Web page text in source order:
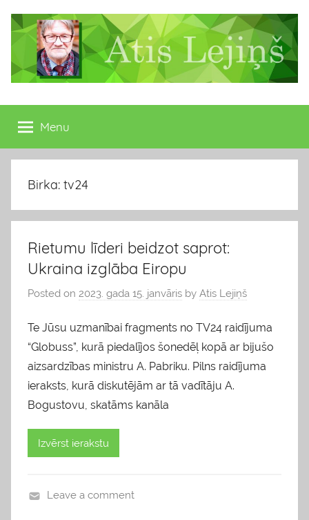
content
Atis
Lejiņš
13.
Saeimas
deputāts
Menu
Birka: tv24
Rietumu līderi beidzot saprot:
Ukraina izglāba Eiropu
Posted on 2023. gada 15. janvāris by Atis Lejiņš
Te Jūsu uzmanībai fragments no TV24 raidījuma
“Globuss”, kurā piedalījos šonedēļ kopā ar bijušo
aizsardzības ministru A. Pabriku. Pilns raidījuma
ieraksts, kurā diskutējām ar tā vadītāju A.
Bogustovu, skatāms kanāla
Izvērst ierakstu
Leave a comment